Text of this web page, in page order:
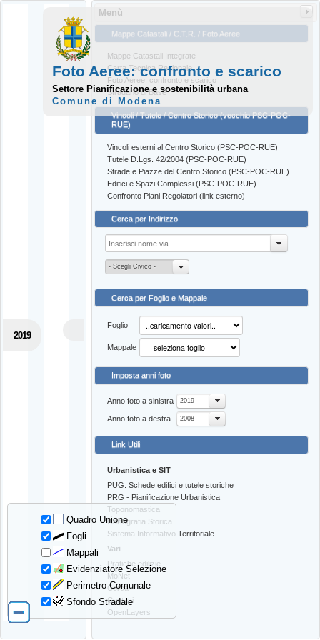
2019
Menù
Mappe Catastali / C.T.R. / Foto Aeree
Mappe Catastali Integrate
Carta Tecnica Regionale
Foto Aeree: confronto e scarico
Stradario di Base
Vincoli / Tutele / Centro Storico (vecchio PSC-POC-
RUE)
Vincoli esterni al Centro Storico (PSC-POC-RUE)
Tutele D.Lgs. 42/2004 (PSC-POC-RUE)
Strade e Piazze del Centro Storico (PSC-POC-RUE)
Edifici e Spazi Complessi (PSC-POC-RUE)
Confronto Piani Regolatori (link esterno)
Cerca per Indirizzo
- Scegli Civico -
Cerca per Foglio e Mappale
Foglio
Mappale
Imposta anni foto
Anno foto a sinistra 2019
Anno foto a destra 2008
Link Utili
Urbanistica e SIT
PUG: Schede edifici e tutele storiche
PRG - Pianificazione Urbanistica
Toponomastica
Cartografia Storica
Sistema Informativo Territoriale
Vari
Pratiche edilizie
MoNet
Cerca
Contatti
OpenLayers
Quadro Unione
Fogli
Mappali
Evidenziatore Selezione
Perimetro Comunale
Sfondo Stradale
Foto Aeree: confronto e scarico
Settore Pianificazione e sostenibilità urbana
Comune di Modena